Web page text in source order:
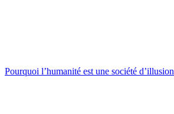
Pourquoi l’humanité est une société d’illusion